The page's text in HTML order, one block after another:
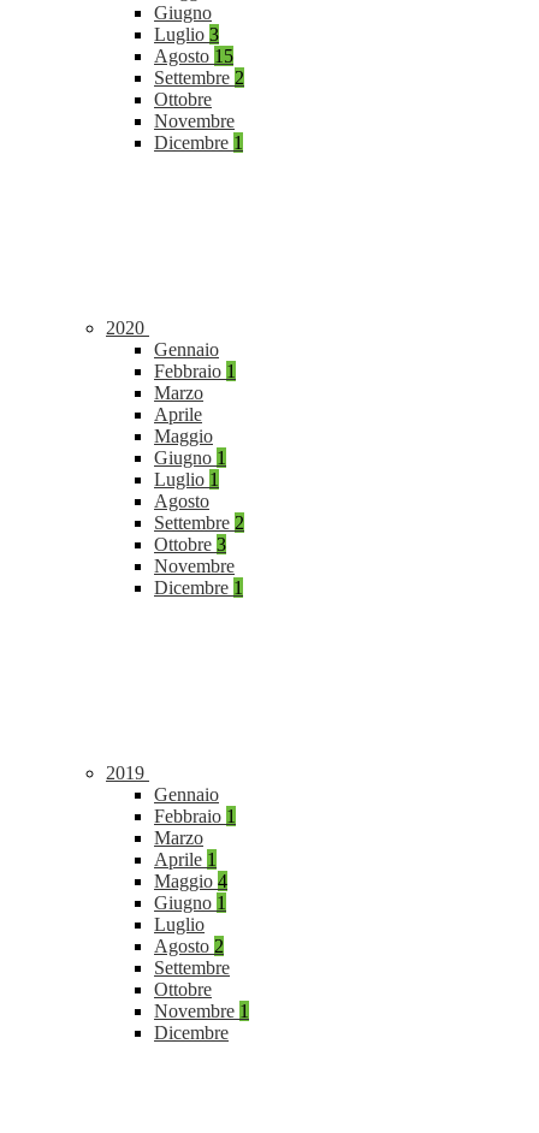
Giugno
Luglio 3
Agosto 15
Settembre 2
Ottobre
Novembre
Dicembre 1
2020
Gennaio
Febbraio 1
Marzo
Aprile
Maggio
Giugno 1
Luglio 1
Agosto
Settembre 2
Ottobre 3
Novembre
Dicembre 1
2019
Gennaio
Febbraio 1
Marzo
Aprile 1
Maggio 4
Giugno 1
Luglio
Agosto 2
Settembre
Ottobre
Novembre 1
Dicembre